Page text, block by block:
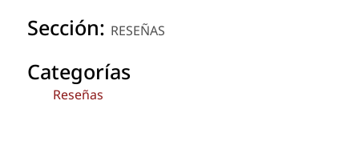
Sección: RESEÑAS
Categorías
Reseñas